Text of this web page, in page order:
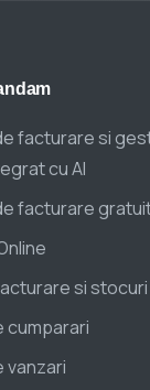
facturare si
cu AI
facturare
si
cumparari
vanzari